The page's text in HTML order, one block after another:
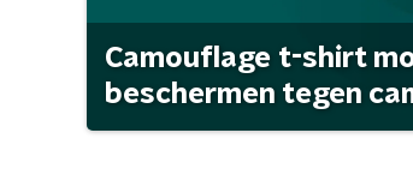
Camouflage t-shirt
beschermen tegen